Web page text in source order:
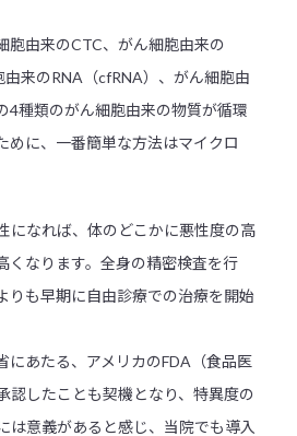
胞由来のCTC、がん細胞由来の
来のRNA（cfRNA）、がん細胞由
4種類のがん細胞由来の物質が循環
めに、一番簡単な方法はマイクロ
になれば、体のどこかに悪性度の高
くなります。全身の精密検査を行
りも早期に自由診療での治療を開始
にあたる、アメリカのFDA（食品医
認したことも契機となり、特異度の
は意義があると感じ、当院でも導入